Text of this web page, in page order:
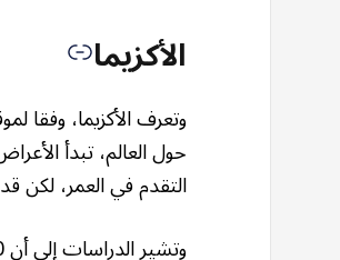
الأكزيما
وتعرف الأكزيما، وفقا
حول العالم، تبدأ
التقدم في العمر، لكن